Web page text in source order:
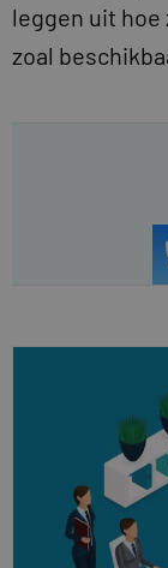
leggen uit hoe
zoal